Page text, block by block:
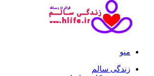
منو
زندگی سالم